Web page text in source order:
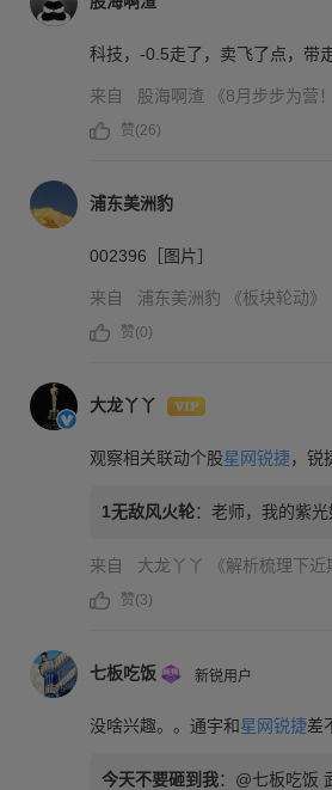
科技，-0.5走了，卖飞了点，带
来自 股海啊渣 《8月步步为营
赞(26)
浦东美洲豹
002396［图片］
来自 浦东美洲豹 《板块轮动》
赞(0)
大龙丫丫
观察相关联动个股星网锐捷，锐
1无敌风火轮： 老师，我的紫
来自 大龙丫丫 《解析梳理下
赞(3)
七板吃饭 新锐用户
没啥兴趣。。通宇和星网锐捷差
今天不要砸到我： @七板吃饭